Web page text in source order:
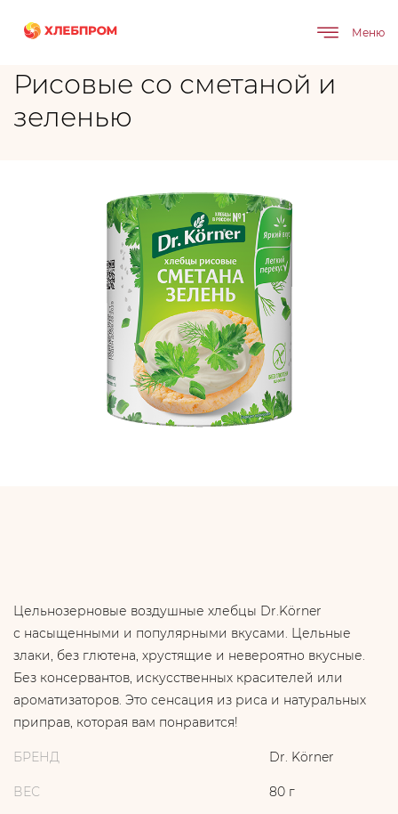
Меню
Рисовые со сметаной и
зеленью
Цельнозерновые воздушные хлебцы Dr.Körner
с насыщенными и популярными вкусами. Цельные
злаки, без глютена, хрустящие и невероятно вкусные.
Без консервантов, искусственных красителей или
ароматизаторов. Это сенсация из риса и натуральных
приправ, которая вам понравится!
БРЕНД
ВЕС
Dr. Körner
80 г